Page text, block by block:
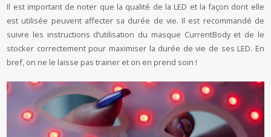
Il est important de noter que la qualité de la LED et la façon dont elle
est utilisée peuvent affecter sa durée de vie. Il est recommandé de
suivre les instructions d’utilisation du masque CurrentBody et de le
stocker correctement pour maximiser la durée de vie de ses LED. En
bref, on ne le laisse pas trainer et on en prend soin !